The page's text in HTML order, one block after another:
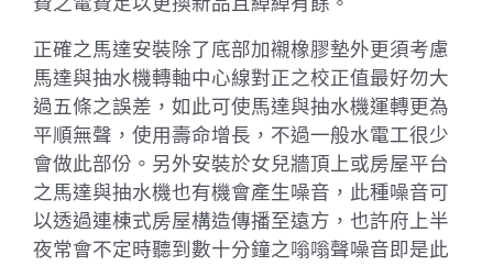
正確之馬達安裝除了底部加襯橡膠墊外更須考慮
馬達與抽水機轉軸中心線對正之校正值最好勿大
過五條之誤差，如此可使馬達與抽水機運轉更為
平順無聲，使用壽命增長，不過一般水電工很少
會做此部份。另外安裝於女兒牆頂上或房屋平台
之馬達與抽水機也有機會產生噪音，此種噪音可
以透過連棟式房屋構造傳播至遠方，也許府上半
夜常會不定時聽到數十分鐘之嗡嗡聲噪音即是此